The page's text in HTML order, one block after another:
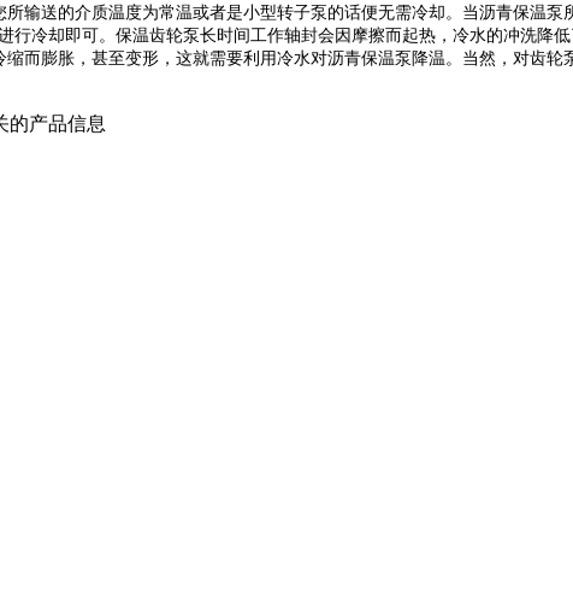
输送的介质温度为常温或者是小型转子泵的话便无需冷却。当沥青保温泵
冷却即可。保温齿轮泵长时间工作轴封会因摩擦而起热，冷水的冲洗降
而膨胀，甚至变形，这就需要利用冷水对沥青保温泵降温。当然，对齿
的产品信息